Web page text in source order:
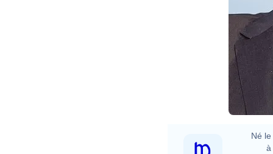
Né le
à